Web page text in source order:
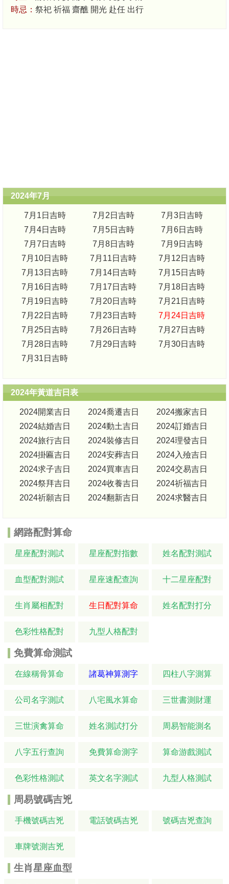
時忌： 祭祀 祈福 齋醮 開光 赴任 出行
2024年7月
7月1日吉時 7月2日吉時
7月3日吉時
7月4日吉時
7月5日吉時
7月6日吉時
7月7日吉時
7月8日吉時
7月9日吉時
7月10日吉時
7月11日吉時
7月12日吉時
7月13日吉時
7月14日吉時
7月15日吉時
7月16日吉時
7月17日吉時
7月18日吉時
7月19日吉時
7月20日吉時
7月21日吉時
7月22日吉時
7月23日吉時
7月24日吉時
7月25日吉時
7月26日吉時
7月27日吉時
7月28日吉時
7月29日吉時
7月30日吉時
7月31日吉時
2024年黃道吉日表
2024開業吉日 2024喬遷吉日
2024搬家吉日
2024結婚吉日
2024動土吉日
2024訂婚吉日
2024旅行吉日
2024裝修吉日
2024理發吉日
2024掛匾吉日
2024安葬吉日
2024入殮吉日
2024求子吉日
2024買車吉日
2024交易吉日
2024祭拜吉日
2024收養吉日
2024祈福吉日
2024祈願吉日
2024翻新吉日 2024求醫吉日
網路配對算命
星座配對測試 星座配對指數 姓名配對測試
血型配對測試 星座速配查詢 十二星座配對
生肖屬相配對 生日配對算命 姓名配對打分
色彩性格配對 九型人格配對
免費算命測試
在線稱骨算命 諸葛神算測字 四柱八字測算
公司名字測試 八宅風水算命 三世書測財運
三世演禽算命 姓名測試打分 周易智能測名
八字五行查詢 免費算命測字 算命游戲測試
色彩性格測試 英文名字測試 九型人格測試
周易號碼吉兇
手機號碼吉兇 電話號碼吉兇 號碼吉兇查詢
車牌號測吉兇
生肖星座血型